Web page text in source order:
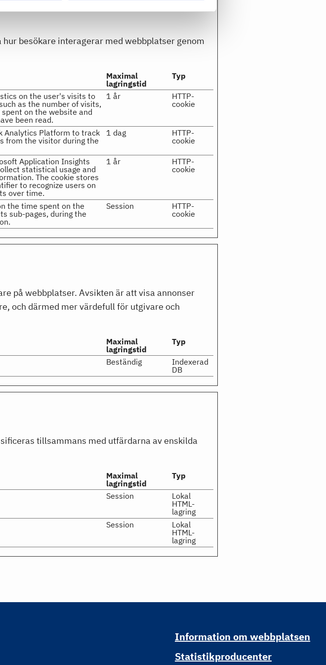
besökare interagerar med webbplatser genom
Maximal
lagringstid
Typ
on the user's visits to
as the number of visits,
on the website and
been read.
1 år
HTTP-
cookie
Analytics Platform to track
from the visitor during the
1 dag
HTTP-
cookie
Application Insights
statistical usage and
The cookie stores
to recognize users on
over time.
1 år
HTTP-
cookie
the time spent on the
sub-pages, during the
Session
HTTP-
cookie
på webbplatser. Avsikten är att visa annonser
och därmed mer värdefull för utgivare och
Maximal
lagringstid
Typ
Beständig
Indexerad
DB
tillsammans med utfärdarna av enskilda
Maximal
lagringstid
Typ
Session
Lokal
HTML-
lagring
Session
Lokal
HTML-
lagring
Information om webbplatsen
Statistikproducenter